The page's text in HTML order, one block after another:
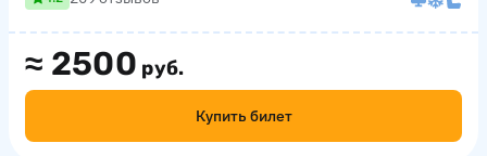
≈ 2500 руб.
Купить билет